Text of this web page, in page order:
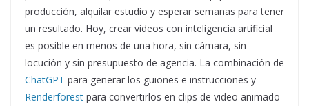
producción, alquilar estudio y esperar semanas para tener
un resultado. Hoy, crear videos con inteligencia artificial
es posible en menos de una hora, sin cámara, sin
locución y sin presupuesto de agencia. La combinación de
ChatGPT para generar los guiones e instrucciones y
Renderforest para convertirlos en clips de video animado